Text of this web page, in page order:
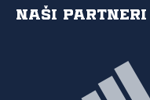
Naši partneri